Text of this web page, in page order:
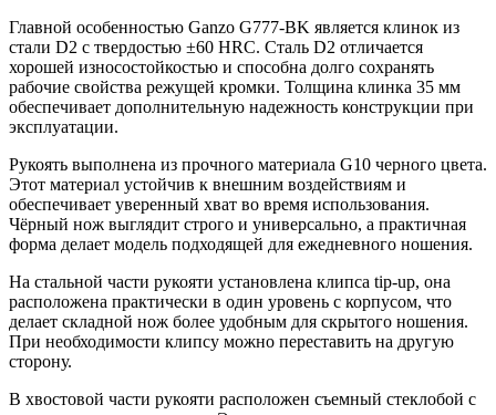
Главной особенностью Ganzo G777-BK является клинок из
стали D2 с твердостью ±60 HRC. Сталь D2 отличается
хорошей износостойкостью и способна долго сохранять
рабочие свойства режущей кромки. Толщина клинка 35 мм
обеспечивает дополнительную надежность конструкции при
эксплуатации.
Рукоять выполнена из прочного материала G10 черного цвета.
Этот материал устойчив к внешним воздействиям и
обеспечивает уверенный хват во время использования.
Чёрный нож выглядит строго и универсально, а практичная
форма делает модель подходящей для ежедневного ношения.
На стальной части рукояти установлена клипса tip-up, она
расположена практически в один уровень с корпусом, что
делает складной нож более удобным для скрытого ношения.
При необходимости клипсу можно переставить на другую
сторону.
В хвостовой части рукояти расположен съемный стеклобой с